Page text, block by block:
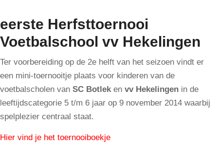
eerste Herfsttoernooi
Voetbalschool vv Hekelingen
Ter voorbereiding op de 2e helft van het seizoen vindt er
een mini-toernooitje plaats voor kinderen van de
voetbalscholen van SC Botlek en vv Hekelingen in de
leeftijdscategorie 5 t/m 6 jaar op 9 november 2014 waarbij
spelplezier centraal staat.
Hier vind je het toernooiboekje